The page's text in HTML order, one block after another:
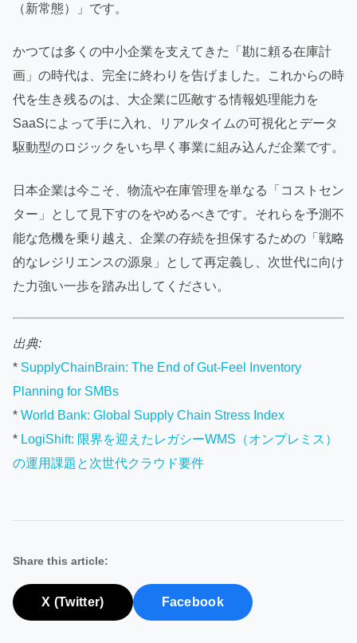
（新常態）」です。
かつては多くの中小企業を支えてきた「勘に頼る在庫計
画」の時代は、完全に終わりを告げました。これからの時
代を生き残るのは、大企業に匹敵する情報処理能力を
SaaSによって手に入れ、リアルタイムの可視化とデータ
駆動型のロジックをいち早く事業に組み込んだ企業です。
日本企業は今こそ、物流や在庫管理を単なる「コストセン
ター」として見下すのをやめるべきです。それらを予測不
能な危機を乗り越え、企業の存続を担保するための「戦略
的なレジリエンスの源泉」として再定義し、次世代に向け
た力強い一歩を踏み出してください。
出典:
* SupplyChainBrain: The End of Gut-Feel Inventory
Planning for SMBs
* World Bank: Global Supply Chain Stress Index
* LogiShift: 限界を迎えたレガシーWMS（オンプレミス）
の運用課題と次世代クラウド要件
Share this article:
X (Twitter) Facebook